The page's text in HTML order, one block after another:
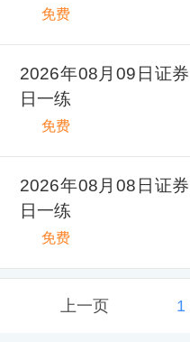
免费
2026年08月09日证
日一练
免费
2026年08月08日证
日一练
免费
上一页 1